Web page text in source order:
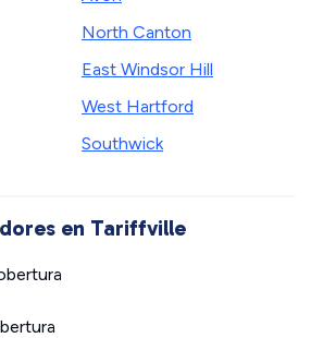
North Canton
East Windsor Hill
West Hartford
Southwick
en Tariffville